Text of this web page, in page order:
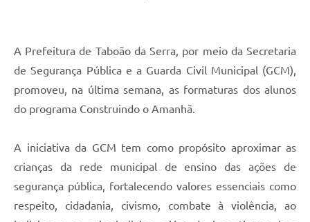
A Prefeitura de Taboão da Serra, por meio da Secretaria
de Segurança Pública e a Guarda Civil Municipal (GCM),
promoveu, na última semana, as formaturas dos alunos
do programa Construindo o Amanhã.
A iniciativa da GCM tem como propósito aproximar as
crianças da rede municipal de ensino das ações de
segurança pública, fortalecendo valores essenciais como
respeito, cidadania, civismo, combate à violência, ao